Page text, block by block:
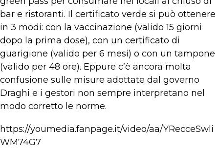
bar e ristoranti. Il certificato verde si può ottenere
in 3 modi: con la vaccinazione (valido 15 giorni
dopo la prima dose), con un certificato di
guarigione (valido per 6 mesi) o con un tampone
(valido per 48 ore). Eppure c’è ancora molta
confusione sulle misure adottate dal governo
Draghi e i gestori non sempre interpretano nel
modo corretto le norme.
https://youmedia.fanpage.it/video/aa/YRecceSwli
WM74G7